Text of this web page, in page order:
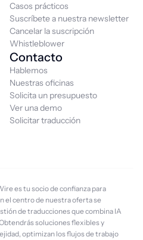
Casos prácticos
Suscríbete a nuestra newsletter
Cancelar la suscripción
Whistleblower
Contacto
Hablemos
Nuestras oficinas
Solicita un presupuesto
Ver una demo
Solicitar traducción
es tu socio de confianza para
el centro de nuestra oferta se
de traducciones que combina IA
soluciones flexibles y
optimizan los flujos de trabajo